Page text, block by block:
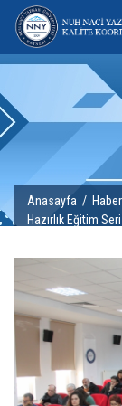
Anasayfa /
Hazırlık Eğitim